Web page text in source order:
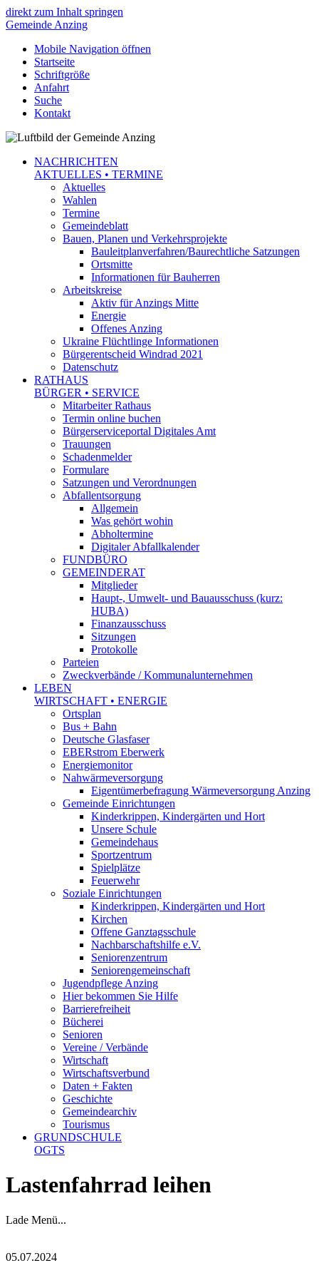
direkt zum Inhalt springen
Gemeinde Anzing
Mobile Navigation öffnen
Startseite
Schriftgröße
Anfahrt
Suche
Kontakt
NACHRICHTEN
AKTUELLES • TERMINE
Aktuelles
Wahlen
Termine
Gemeindeblatt
Bauen, Planen und Verkehrsprojekte
Bauleitplanverfahren/Baurechtliche Satzungen
Ortsmitte
Informationen für Bauherren
Arbeitskreise
Aktiv für Anzings Mitte
Energie
Offenes Anzing
Ukraine Flüchtlinge Informationen
Bürgerentscheid Windrad 2021
Datenschutz
RATHAUS
BÜRGER • SERVICE
Mitarbeiter Rathaus
Termin online buchen
Bürgerserviceportal Digitales Amt
Trauungen
Schadenmelder
Formulare
Satzungen und Verordnungen
Abfallentsorgung
Allgemein
Was gehört wohin
Abholtermine
Digitaler Abfallkalender
FUNDBÜRO
GEMEINDERAT
Mitglieder
Haupt-, Umwelt- und Bauausschuss (kurz:
HUBA)
Finanzausschuss
Sitzungen
Protokolle
Parteien
Zweckverbände / Kommunalunternehmen
LEBEN
WIRTSCHAFT • ENERGIE
Ortsplan
Bus + Bahn
Deutsche Glasfaser
EBERstrom Eberwerk
Energiemonitor
Nahwärmeversorgung
Eigentümerbefragung Wärmeversorgung Anzing
Gemeinde Einrichtungen
Kinderkrippen, Kindergärten und Hort
Unsere Schule
Gemeindehaus
Sportzentrum
Spielplätze
Feuerwehr
Soziale Einrichtungen
Kinderkrippen, Kindergärten und Hort
Kirchen
Offene Ganztagsschule
Nachbarschaftshilfe e.V.
Seniorenzentrum
Seniorengemeinschaft
Jugendpflege Anzing
Hier bekommen Sie Hilfe
Barrierefreiheit
Bücherei
Senioren
Vereine / Verbände
Wirtschaft
Wirtschaftsverbund
Daten + Fakten
Geschichte
Gemeindearchiv
Tourismus
GRUNDSCHULE
OGTS
Lastenfahrrad leihen
Lade Menü...
05.07.2024